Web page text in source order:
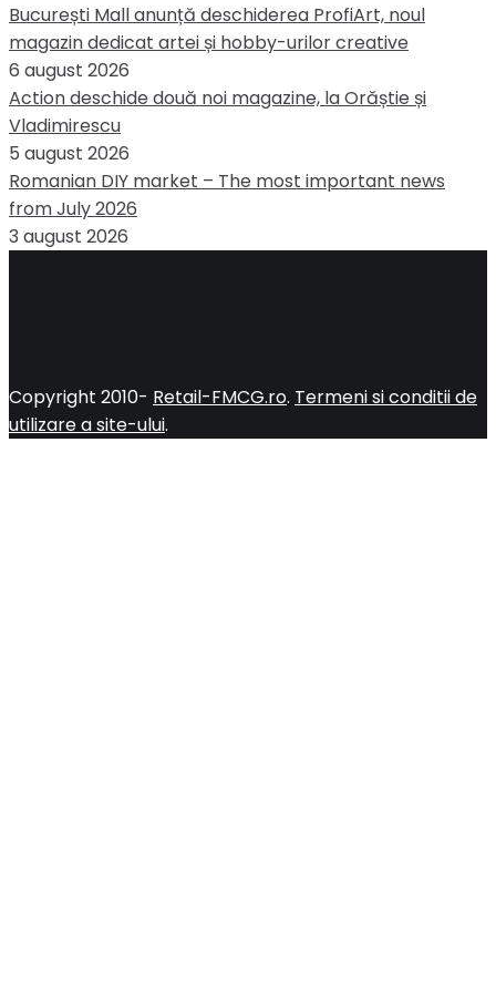
București Mall anunță deschiderea ProfiArt, noul
magazin dedicat artei și hobby-urilor creative
6 august 2026
Action deschide două noi magazine, la Orăștie și
Vladimirescu
5 august 2026
Romanian DIY market – The most important news
from July 2026
3 august 2026
Copyright 2010- Retail-FMCG.ro. Termeni si conditii de
utilizare a site-ului.